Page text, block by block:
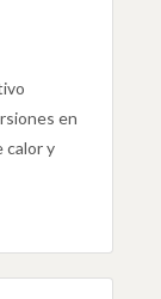
en
calor y